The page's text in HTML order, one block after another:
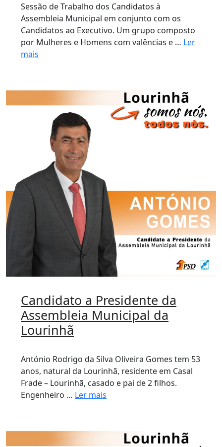
Sessão de Trabalho dos Candidatos à
Assembleia Municipal em conjunto com os
Candidatos ao Executivo. Um grupo composto
por Mulheres e Homens com valências e … Ler
mais
Candidato a Presidente da
Assembleia Municipal da
Lourinhã
António Rodrigo da Silva Oliveira Gomes tem 53
anos, natural da Lourinhã, residente em Casal
Frade – Lourinhã, casado e pai de 2 filhos.
Engenheiro … Ler mais